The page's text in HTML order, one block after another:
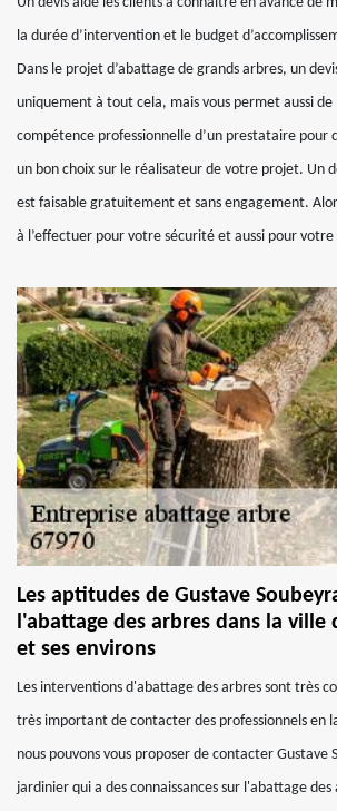
la durée d’intervention et le budget
Dans le projet d’abattage de grands arbres, un
uniquement à tout cela, mais vous permet aussi de
compétence professionnelle d’un prestataire pour
un bon choix sur le réalisateur de votre projet. Un
est faisable gratuitement et sans engagement.
à l’effectuer pour votre sécurité et aussi pour
Les aptitudes de Gustave
l'abattage des arbres dans la ville
et ses environs
Les interventions d'abattage des arbres sont très
très important de contacter des professionnels en
nous pouvons vous proposer de contacter Gustave
jardinier qui a des connaissances sur l'abattage des